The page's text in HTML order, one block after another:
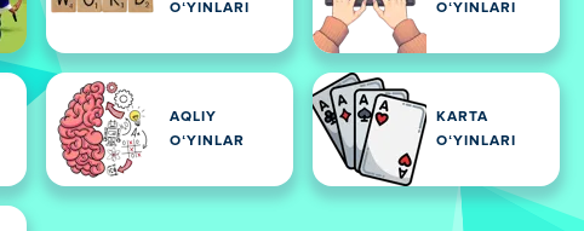
OʻYINLARI
OʻYINLARI
AQLIY
OʻYINLAR
KARTA
OʻYINLARI